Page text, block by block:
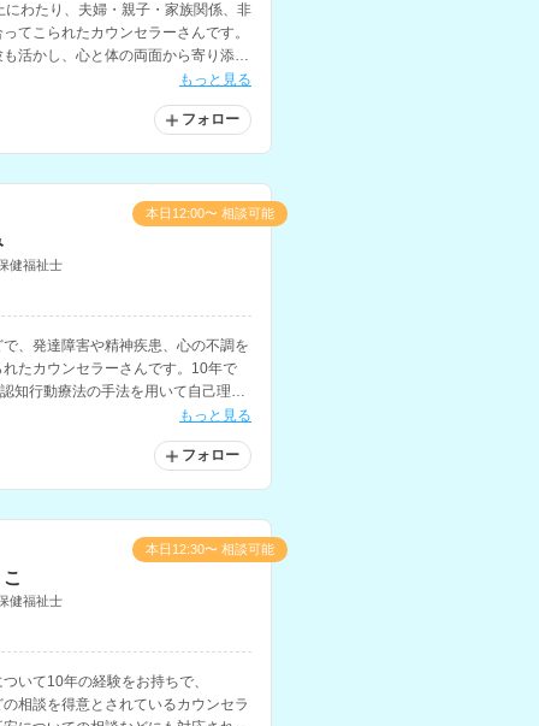
わたり、夫婦・親子・家族関係、非
てこられたカウンセラーさんです。
活かし、心と体の両面から寄り添っ
もっと見る
フォロー
健福祉士
、発達障害や精神疾患、心の不調を
たカウンセラーさんです。10年で
知行動療法の手法を用いて自己理解
る相談にも対応されています。
もっと見る
フォロー
本日12:00〜 相談可能
健福祉士
いて10年の経験をお持ちで、
相談を得意とされているカウンセラ
本日12:30〜 相談可能